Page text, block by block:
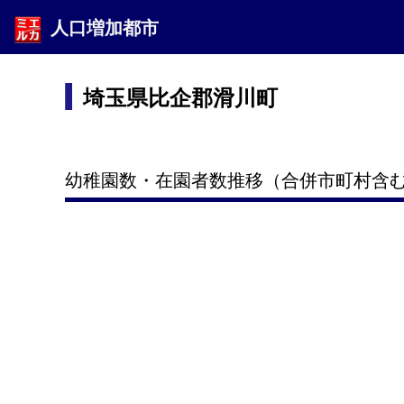
人口増加都市
埼玉県比企郡滑川町
幼稚園数・在園者数推移（合併市町村含